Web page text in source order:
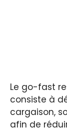
Le go-fast
consiste à
cargaison,
afin de